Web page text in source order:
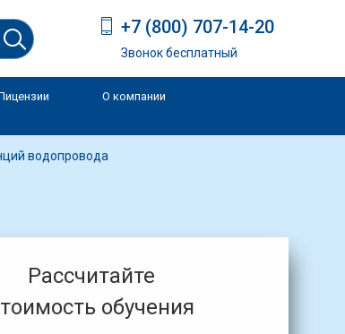
+7 (800) 707-14-20
Звонок бесплатный
О компании
водопровода
Рассчитайте
обучения